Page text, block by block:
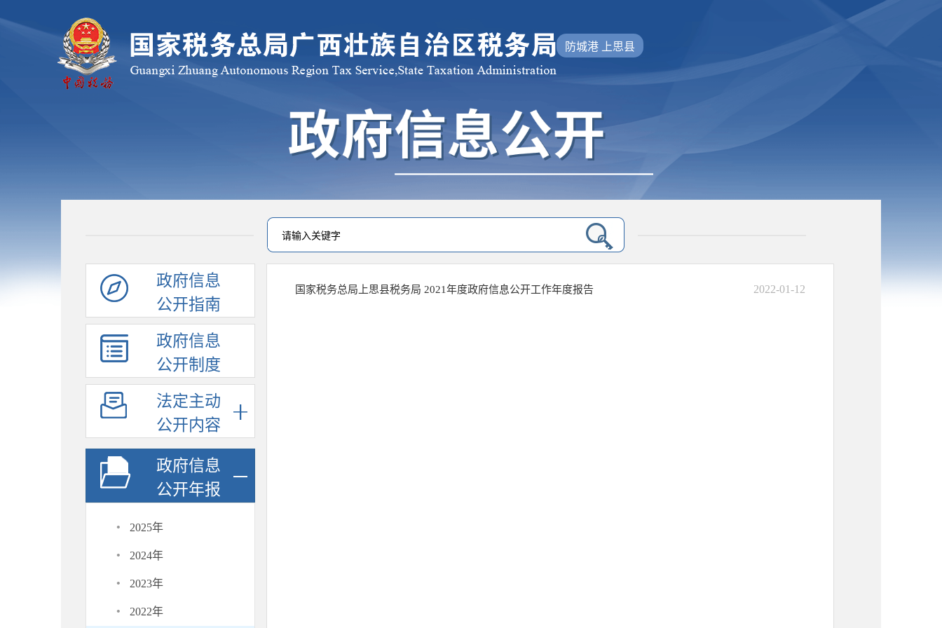
防城港 上思县
政府信息
公开指南
政府信息
公开制度
法定主动
公开内容
政府信息
公开年报
· 2025年
· 2024年
· 2023年
· 2022年
国家税务总局上思县税务局 2021年度政府信息公开工作年度报告 2022-01-12